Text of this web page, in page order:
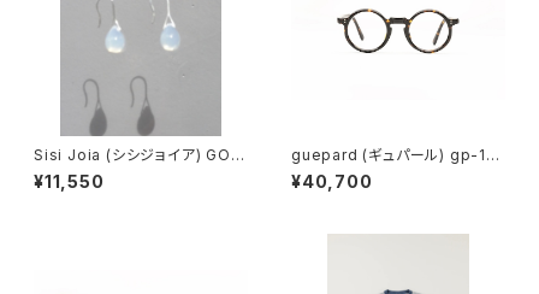
Sisi Joia (シシジョイア) GOT
A Mini earrings (Opaline w
hite)
¥11,550
guepard (ギュパール) gp-11
ecaille (clear lens) メガネ
¥40,700